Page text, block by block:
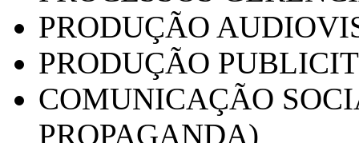
PRODUÇÃO
PRODUÇÃO
COMUNICAÇÃO
PROPAGANDA)